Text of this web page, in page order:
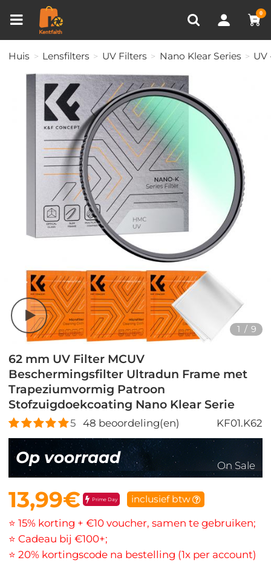
0
RECENT BEKEKEN
Huis Lensfilters UV Filters Nano Klear Series UV
1 / 9
62 mm UV Filter MCUV
Beschermingsfilter Ultradun Frame met
Trapeziumvormig Patroon
Stofzuigdoekcoating Nano Klear Serie
5 48 beoordeling(en) KF01.K62
Op voorraad On Sale
13,99€ Prime Day inclusief btw
⭐ 15% korting + €10 voucher, samen te gebruiken;
⭐ Cadeau bij €100+;
⭐ 20% kortingscode na bestelling (1x per account)